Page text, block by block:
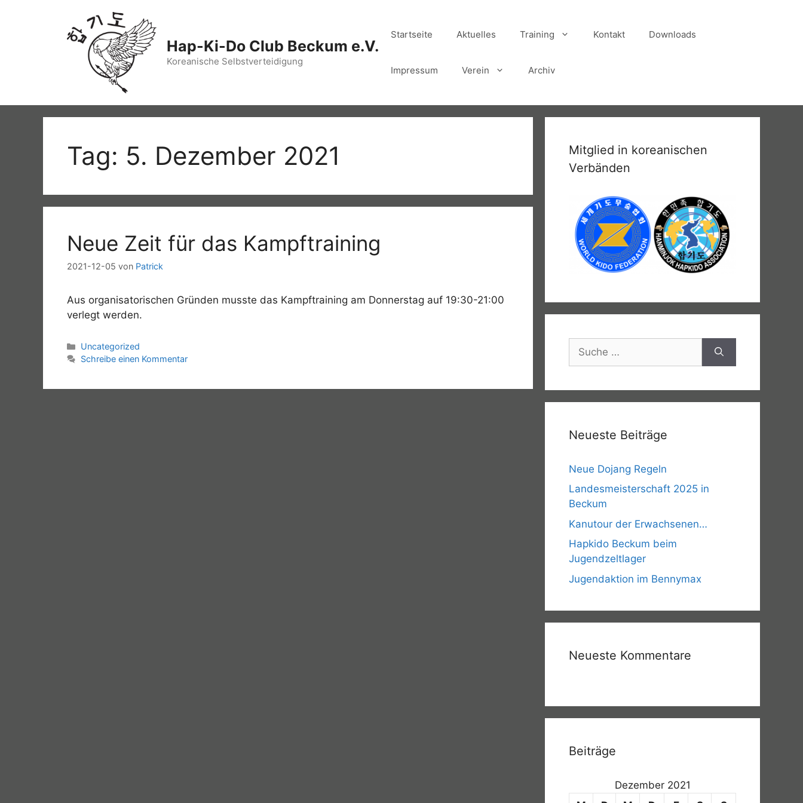
Hap-Ki-Do Club Beckum e.V.
Koreanische Selbstverteidigung
Startseite Aktuelles Training Kontakt Downloads
Impressum Verein Archiv
Tag: 5. Dezember 2021
Neue Zeit für das Kampftraining
2021-12-05 von Patrick
Aus organisatorischen Gründen musste das Kampftraining am Donnerstag auf 19:30-21:00
verlegt werden.
Kategorien
Uncategorized
Schreibe einen Kommentar
Mitglied in koreanischen
Verbänden
nach:
Neueste Beiträge
Neue Dojang Regeln
Landesmeisterschaft 2025 in
Beckum
Kanutour der Erwachsenen…
Hapkido Beckum beim
Jugendzeltlager
Jugendaktion im Bennymax
Neueste Kommentare
Beiträge
Dezember 2021